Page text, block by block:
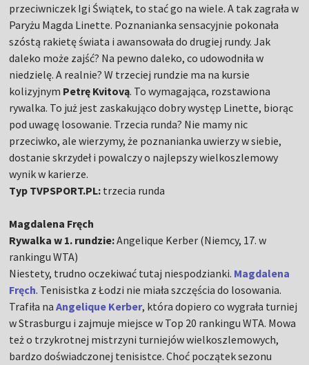
przeciwniczek Igi Świątek, to stać go na wiele. A tak zagrała w
Paryżu Magda Linette. Poznanianka sensacyjnie pokonała
szóstą rakietę świata i awansowała do drugiej rundy. Jak
daleko może zajść? Na pewno daleko, co udowodniła w
niedzielę. A realnie? W trzeciej rundzie ma na kursie
kolizyjnym Petrę Kvitovą. To wymagająca, rozstawiona
rywalka. To już jest zaskakująco dobry występ Linette, biorąc
pod uwagę losowanie. Trzecia runda? Nie mamy nic
przeciwko, ale wierzymy, że poznanianka uwierzy w siebie,
dostanie skrzydeł i powalczy o najlepszy wielkoszlemowy
wynik w karierze.
Typ TVPSPORT.PL: trzecia runda
Magdalena Fręch
Rywalka w 1. rundzie:Angelique Kerber (Niemcy, 17. w
rankingu WTA)
Niestety, trudno oczekiwać tutaj niespodzianki. Magdalena
Fręch. Tenisistka z Łodzi nie miała szczęścia do losowania.
Trafiła naAngelique Kerber, która dopiero co wygrała turniej
w Strasburgu i zajmuje miejsce w Top 20 rankingu WTA. Mowa
też o trzykrotnej mistrzyni turniejów wielkoszlemowych,
bardzo doświadczonej tenisistce. Choć początek sezonu